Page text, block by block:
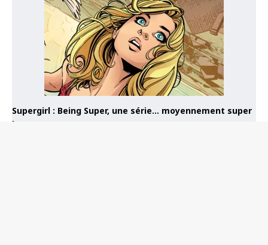
Supergirl : Being Super, une série… moyennement super
!